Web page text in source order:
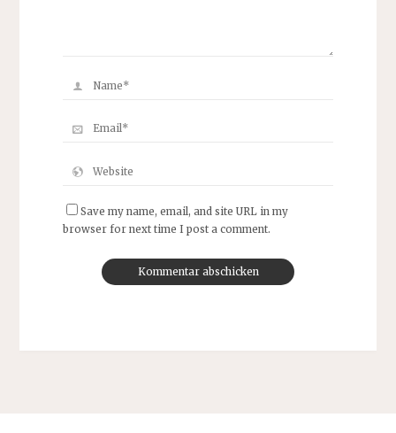
Save my name, email, and site URL in my
browser for next time I post a comment.